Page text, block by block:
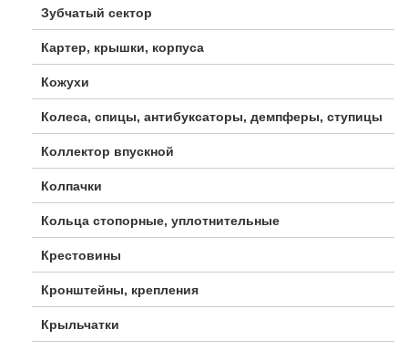
Зубчатый сектор
Картер, крышки, корпуса
Кожухи
Колеса, спицы, антибуксаторы, демпферы, ступицы
Коллектор впускной
Колпачки
Кольца стопорные, уплотнительные
Крестовины
Кронштейны, крепления
Крыльчатки